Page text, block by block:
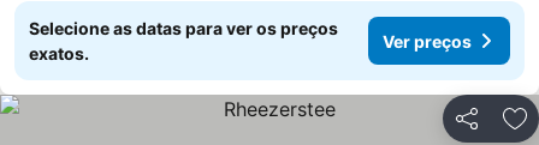
Selecione as datas para ver os preços
exatos.
Ver preços
Partilhar